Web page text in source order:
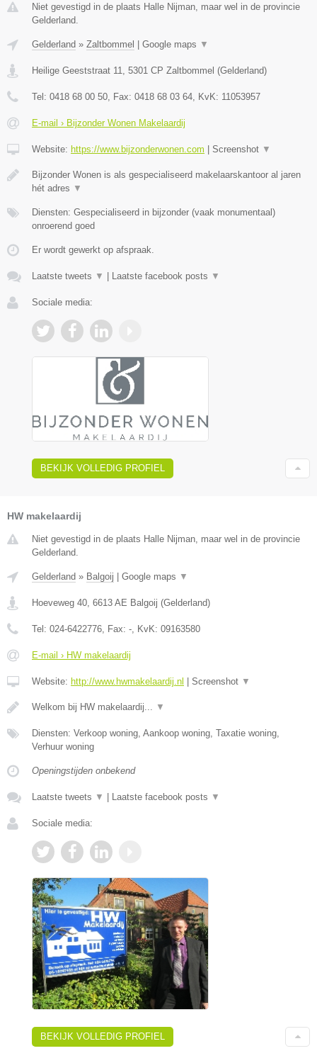
Niet gevestigd in de plaats Halle Nijman, maar wel in de provincie
Gelderland.
Gelderland » Zaltbommel | Google maps ▼
Heilige Geeststraat 11 5301 CP Zaltbommel (Gelderland)
Tel: 0418 68 00 50 , Fax: 0418 68 03 64 , KvK: 11053957
E-mail › Bijzonder Wonen Makelaardij
Website: https://www.bijzonderwonen.com | Screenshot ▼
Bijzonder Wonen is als gespecialiseerd makelaarskantoor al jaren
hét adres ▼
Diensten: Gespecialiseerd in bijzonder (vaak monumentaal)
onroerend goed
Er wordt gewerkt op afspraak.
Laatste tweets ▼ | Laatste facebook posts ▼
Sociale media:
BEKIJK VOLLEDIG PROFIEL
HW makelaardij
Niet gevestigd in de plaats Halle Nijman, maar wel in de provincie
Gelderland.
Gelderland » Balgoij | Google maps ▼
Hoeveweg 40 6613 AE Balgoij (Gelderland)
Tel: 024-6422776 , Fax: - , KvK: 09163580
E-mail › HW makelaardij
Website: http://www.hwmakelaardij.nl | Screenshot ▼
Welkom bij HW makelaardij... ▼
Diensten: Verkoop woning, Aankoop woning, Taxatie woning,
Verhuur woning
Openingstijden onbekend
Laatste tweets ▼ | Laatste facebook posts ▼
Sociale media:
BEKIJK VOLLEDIG PROFIEL